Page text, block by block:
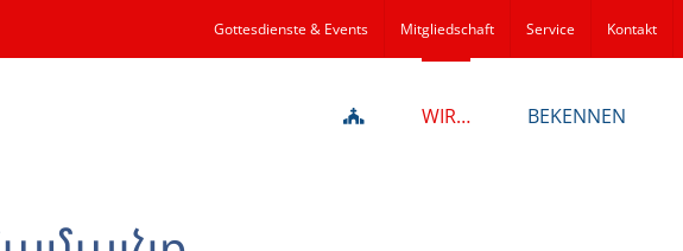
Gottesdienste & Events Mitgliedschaft Service Kontakt
WIR… BEKENNEN